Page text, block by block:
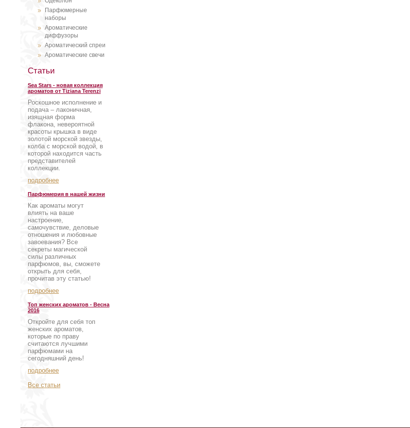
Парфюмерные
наборы
Ароматические
диффузоры
Ароматический спреи
Ароматические свечи
Статьи
Sea Stars - новая коллекция
ароматов от Tiziana Terenzi
Роскошное исполнение и
подача – лаконичная,
изящная форма
флакона, невероятной
красоты крышка в виде
золотой морской звезды,
колба с морской водой, в
которой находится часть
представителей
коллекции.
подробнее
Парфюмерия в нашей жизни
Как ароматы могут
влиять на ваше
настроение,
самочувствие, деловые
отношения и любовные
завоевания? Все
секреты магической
силы различных
парфюмов, вы, сможете
открыть для себя,
прочитав эту статью!
подробнее
Топ женских ароматов - Весна
2016
Откройте для себя топ
женских ароматов,
которые по праву
считаются лучшими
парфюмами на
сегодняшний день!
подробнее
Все статьи